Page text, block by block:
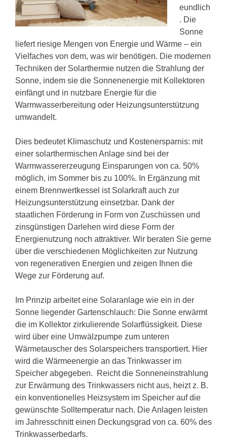
eundlich
. Die
Sonne
liefert riesige Mengen von Energie und Wärme – ein
Vielfaches von dem, was wir benötigen. Die modernen
Techniken der Solarthermie nutzen die Strahlung der
Sonne, indem sie die Sonnenenergie mit Kollektoren
einfängt und in nutzbare Energie für die
Warmwasserbereitung oder Heizungsunterstützung
umwandelt.
Dies bedeutet Klimaschutz und Kostenersparnis: mit
einer solarthermischen Anlage sind bei der
Warmwassererzeugung Einsparungen von ca. 50%
möglich, im Sommer bis zu 100%. In Ergänzung mit
einem Brennwertkessel ist Solarkraft auch zur
Heizungsunterstützung einsetzbar. Dank der
staatlichen Förderung in Form von Zuschüssen und
zinsgünstigen Darlehen wird diese Form der
Energienutzung noch attraktiver. Wir beraten Sie gerne
über die verschiedenen Möglichkeiten zur Nutzung
von regenerativen Energien und zeigen Ihnen die
Wege zur Förderung auf.
Im Prinzip arbeitet eine Solaranlage wie ein in der
Sonne liegender Gartenschlauch: Die Sonne erwärmt
die im Kollektor zirkulierende Solarflüssigkeit. Diese
wird über eine Umwälzpumpe zum unteren
Wärmetauscher des Solarspeichers transportiert. Hier
wird die Wärmeenergie an das Trinkwasser im
Speicher abgegeben. Reicht die Sonneneinstrahlung
zur Erwärmung des Trinkwassers nicht aus, heizt z. B.
ein konventionelles Heizsystem im Speicher auf die
gewünschte Solltemperatur nach. Die Anlagen leisten
im Jahresschnitt einen Deckungsgrad von ca. 60% des
Trinkwasserbedarfs.